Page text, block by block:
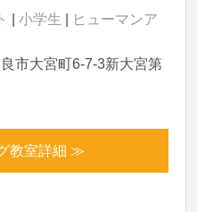
小学生
ヒューマンア
市大宮町6-7-3新大宮第
教室詳細 ≫